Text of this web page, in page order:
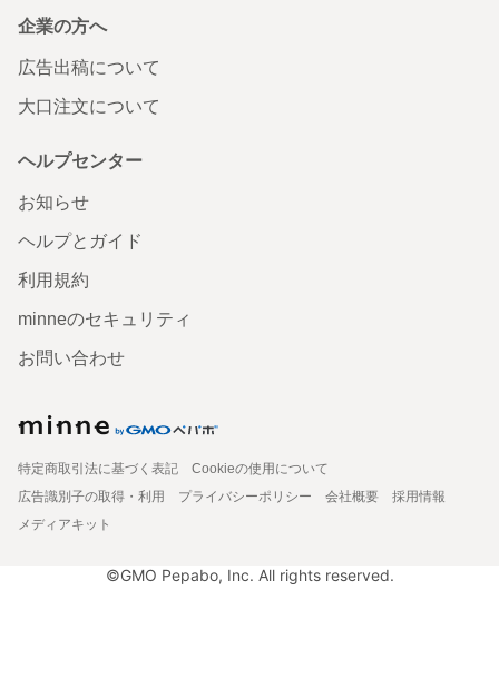
企業の方へ
広告出稿について
大口注文について
ヘルプセンター
お知らせ
ヘルプとガイド
利用規約
minneのセキュリティ
お問い合わせ
特定商取引法に基づく表記
Cookieの使用について
広告識別子の取得・利用
プライバシーポリシー 会社概要
採用情報
メディアキット
©GMO Pepabo, Inc. All rights reserved.